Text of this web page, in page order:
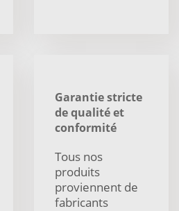
Garantie stricte
de qualité et
conformité
Tous nos
produits
proviennent de
fabricants